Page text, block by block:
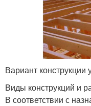
Вариант конструкции
Виды конструкций и
В соответствии с